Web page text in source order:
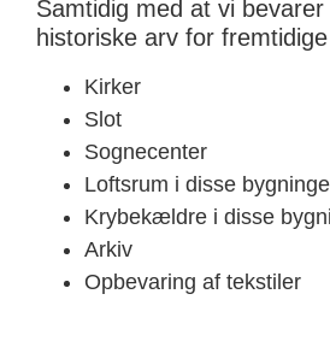
Samtidig med at vi
historiske arv for
Kirker
Slot
Sognecenter
Loftsrum i disse
Krybekældre i disse
Arkiv
Opbevaring af tekstiler